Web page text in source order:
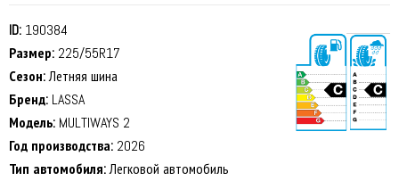
ID: 190384
Размер: 225/55R17
Сезон:Летняя шина
Бренд: LASSA
Модель: MULTIWAYS 2
Год производства: 2026
Тип автомобиля:Легковой автомобиль